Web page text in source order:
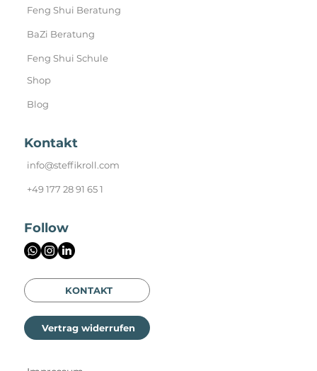
Feng Shui Beratung
BaZi Beratung
Feng Shui Schule
Shop
Blog
Kontakt
info@steffikroll.com
+49 177 28 91 65 1
Follow
KONTAKT
Vertrag widerrufen